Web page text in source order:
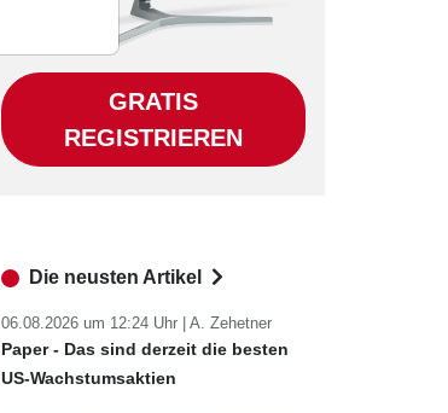
GRATIS
REGISTRIEREN
Die neusten Artikel
06.08.2026 um 12:24 Uhr | A. Zehetner
Paper - Das sind derzeit die besten
US-Wachstumsaktien